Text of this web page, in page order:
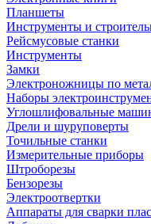
Планшеты
Инструменты и
Рейсмусовые станки
Инструменты
Замки
Электроножницы по
Наборы
Углошлифовальные
Дрели и шуруповерты
Точильные станки
Измерительные приборы
Штроборезы
Бензорезы
Электроотвертки
Аппараты для сварки